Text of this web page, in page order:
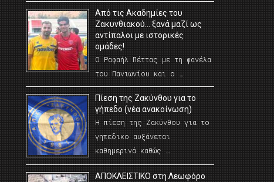
Από τις Ακαδημίες του
Ζακυνθιακού… ξανά μαζί ως
αντίπαλοι με ιστορικές
ομάδες!
Ο Ραφαήλ Πέττας με τη φανέλα
του Πανιωνίου και ο …
Πίεση της Ζακύνθου για το
γήπεδο (νέα ανακοίνωση)
Η πίεση της Ζακύνθου για το
γηπεδικο αυξάνεται
καθημερινά καθώς …
AΠΟΚΛΕΙΣΤΙΚΟ στη Λεωφόρο